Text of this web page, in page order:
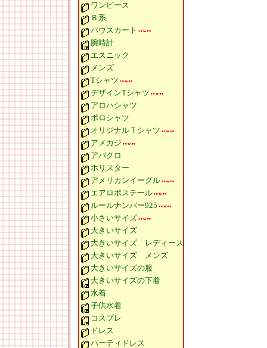
ワンピース
Ｂ系
パウスカート
腕時計
エスニック
メンズ
Tシャツ
デザインTシャツ
アロハシャツ
ポロシャツ
オリジナルＴシャツ
アメカジ
アバクロ
ホリスター
アメリカンイーグル
エアロポステール
ルールナンバー925
小さいサイズ
大きいサイズ
大きいサイズ レディース
大きいサイズ メンズ
大きいサイズの服
大きいサイズの下着
水着
子供水着
コスプレ
ドレス
パーティドレス